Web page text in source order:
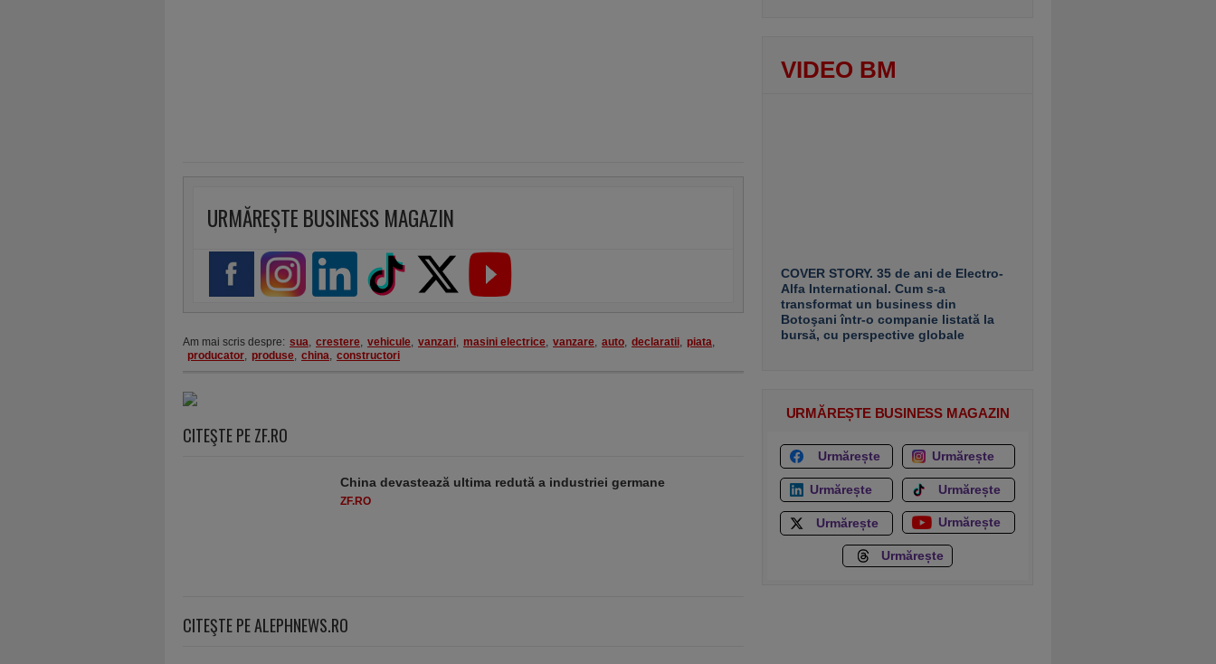
URMĂREȘTE BUSINESS MAGAZIN
Am mai scris despre: sua, crestere, vehicule, vanzari, masini electrice, vanzare, auto, declaratii, piata,
producator, produse, china, constructori
CITEŞTE PE ZF.RO
China devastează ultima redută a industriei germane
ZF.RO
CITEŞTE PE ALEPHNEWS.RO
VIDEO BM
COVER STORY. 35 de ani de Electro-
Alfa International. Cum s-a
transformat un business din
Botoşani într-o companie listată la
bursă, cu perspective globale
URMĂREȘTE BUSINESS MAGAZIN
Urmărește Urmărește
Urmărește Urmărește
Urmărește Urmărește
Urmărește